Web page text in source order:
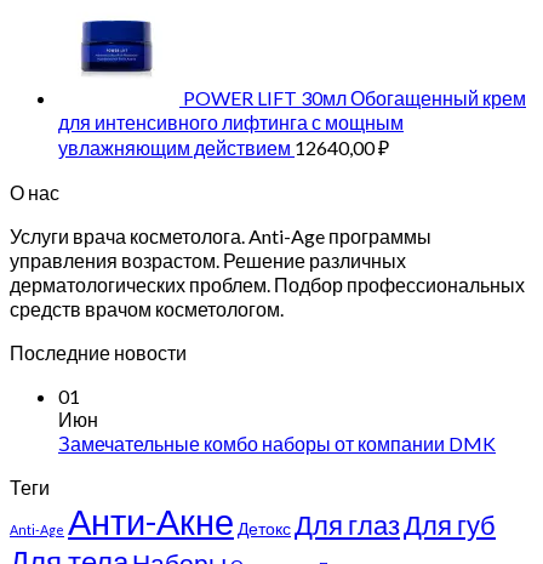
POWER LIFT 30мл Обогащенный крем
для интенсивного лифтинга с мощным
увлажняющим действием 12640,00₽
О нас
Услуги врача косметолога. Anti-Age программы
управления возрастом. Решение различных
дерматологических проблем. Подбор профессиональных
средств врачом косметологом.
Последние новости
01
Июн
Замечательные комбо наборы от компании DMK
Теги
Anti-Age Анти-Акне ДетоксДля глазДля губ